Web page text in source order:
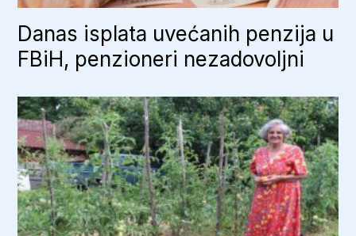
Danas isplata uvećanih penzija u
FBiH, penzioneri nezadovoljni